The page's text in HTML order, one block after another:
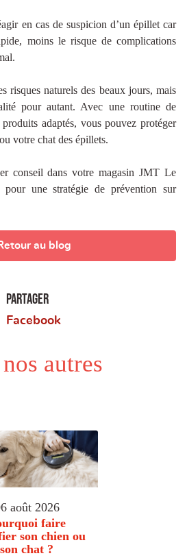
en cas de suspicion d’un épillet car
moins le risque de complications
risques naturels des beaux jours, mais
pour autant. Avec une routine de
adaptés, vous pouvez protéger
votre chat des épillets.
conseil dans votre magasin JMT Le
une stratégie de prévention sur
au blog
Partager
Facebook
autres
août 2026
faire
son chien ou
son chat ?